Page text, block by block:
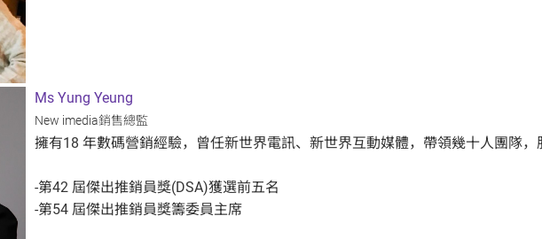
Ms Yung Yeung
New imedia銷售總監
擁有18 年數碼營銷經驗，曾任新世界電訊、新世界互動媒體，帶領幾十人團隊，
-第42 屆傑出推銷員獎(DSA)獲選前五名
-第54 屆傑出推銷員獎籌委員主席